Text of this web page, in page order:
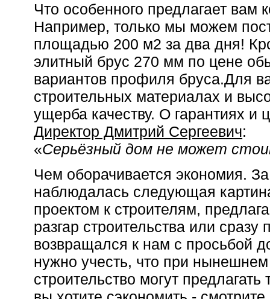
Что особенного предлагает вам
Например, только мы можем
площадью 200 м2 за два дня!
элитный брус 270 мм по цене
вариантов профиля бруса.Для
строительных материалах и
ущерба качеству. О гарантиях
Директор Дмитрий Сергеевич:
«Серьёзный дом не может
Чем оборачивается экономия.
наблюдалась следующая
проектом к строителям,
разгар строительства или сразу
возвращался к нам с просьбой
нужно учесть, что при
строительство могут